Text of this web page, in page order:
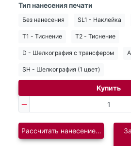
Тип нанесения печати
Без нанесения SL1 - Наклейка
T1 - Тиснение T2 - Тиснение
D - Шелкография с трансфером
SH - Шелкография (1 цвет)
Купить
Рассчитать нанесение логотипа